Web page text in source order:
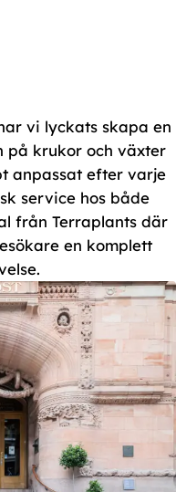
vi lyckats skapa en
på krukor och växter
anpassat efter varje
service hos både
från Terraplants där
en komplett